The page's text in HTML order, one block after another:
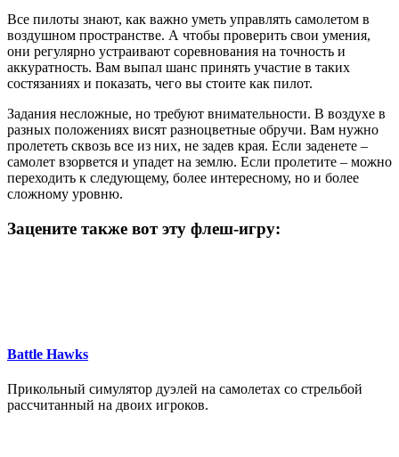
Все пилоты знают, как важно уметь управлять самолетом в
воздушном пространстве. А чтобы проверить свои умения,
они регулярно устраивают соревнования на точность и
аккуратность. Вам выпал шанс принять участие в таких
состязаниях и показать, чего вы стоите как пилот.
Задания несложные, но требуют внимательности. В воздухе в
разных положениях висят разноцветные обручи. Вам нужно
пролететь сквозь все из них, не задев края. Если заденете –
самолет взорвется и упадет на землю. Если пролетите – можно
переходить к следующему, более интересному, но и более
сложному уровню.
Зацените также вот эту флеш-игру:
Battle Hawks
Прикольный симулятор дуэлей на самолетах со стрельбой
рассчитанный на двоих игроков.